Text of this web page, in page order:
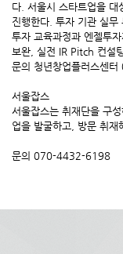
다. 서울시 스타트업을 대
진행한다. 투자 기관 실
투자 교육과정과 엔젤투
보완, 실전 IR Pitch 컨설
문의 청년창업플러스센
서울잡스
서울잡스는 취재단을 구
업을 발굴하고, 방문 취재
문의 070-4432-6198